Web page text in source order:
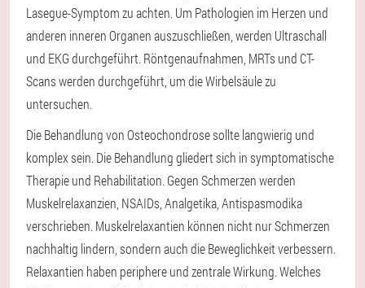
Lasegue-Symptom zu achten. Um Pathologien im Herzen und
anderen inneren Organen auszuschließen, werden Ultraschall
und EKG durchgeführt. Röntgenaufnahmen, MRTs und CT-
Scans werden durchgeführt, um die Wirbelsäule zu
untersuchen.
Die Behandlung von Osteochondrose sollte langwierig und
komplex sein. Die Behandlung gliedert sich in symptomatische
Therapie und Rehabilitation. Gegen Schmerzen werden
Muskelrelaxanzien, NSAIDs, Analgetika, Antispasmodika
verschrieben. Muskelrelaxantien können nicht nur Schmerzen
nachhaltig lindern, sondern auch die Beweglichkeit verbessern.
Relaxantien haben periphere und zentrale Wirkung. Welches